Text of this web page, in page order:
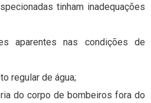
tinham inadequações
aparentes nas condições de
regular de água;
do corpo de bombeiros fora do